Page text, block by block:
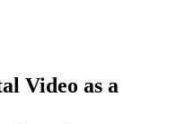
Video as a